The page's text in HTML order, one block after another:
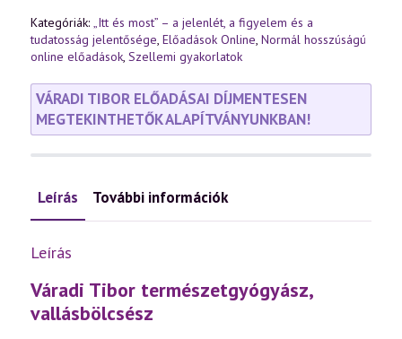
Kategóriák: „Itt és most” – a jelenlét, a figyelem és a
tudatosság jelentősége, Előadások Online, Normál hosszúságú
online előadások, Szellemi gyakorlatok
VÁRADI TIBOR ELŐADÁSAI DÍJMENTESEN
MEGTEKINTHETŐK ALAPÍTVÁNYUNKBAN!
Leírás További információk
Leírás
Váradi Tibor természetgyógyász,
vallásbölcsész